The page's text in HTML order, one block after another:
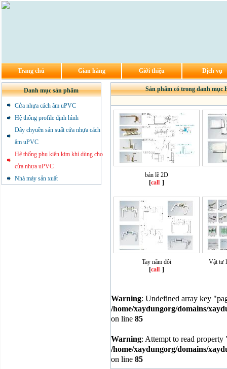
Trang chủ Gian hàng Giới thiệu Dịch vụ
Danh mục sản phẩm
Cửa nhựa cách âm uPVC
Hệ thống profile định hình
Dây chyuền sản suất cửa nhựa cách
âm uPVC
Hệ thống phụ kiên kim khí dùng cho
cửa nhựa uPVC
Nhà máy sản xuất
Sản phẩm có trong danh mục
bản lề 2D
[call ]
Tay nắm đôi
[call ]
Vật tư
Warning: Undefined array key
/home/xaydungorg/domains/
on line 85
Warning: Attempt to read
/home/xaydungorg/domains/
on line 85